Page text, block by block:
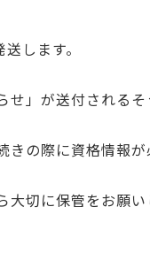
します。
」が送付されるそ
きの際に資格情報
大切に保管をお願い